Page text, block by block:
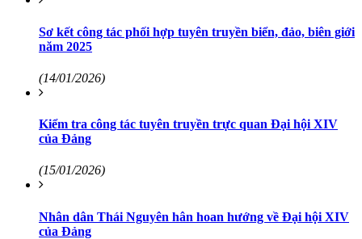
Sơ kết công tác phối hợp tuyên truyền biển, đảo, biên giới
năm 2025
(14/01/2026)
Kiểm tra công tác tuyên truyền trực quan Đại hội XIV
của Đảng
(15/01/2026)
Nhân dân Thái Nguyên hân hoan hướng về Đại hội XIV
của Đảng